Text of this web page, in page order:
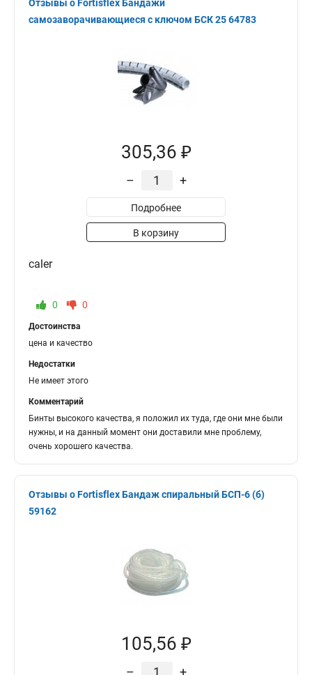
Отзывы о Fortisflex Бандажи
самозаворачивающиеся с ключом БСК 25 64783
305,36 ₽
– +
Подробнее
В корзину
caler
0 0
Достоинства
цена и качество
Недостатки
Не имеет этого
Комментарий
Бинты высокого качества, я положил их туда, где они мне были
нужны, и на данный момент они доставили мне проблему,
очень хорошего качества.
Отзывы о Fortisflex Бандаж спиральный БСП-6 (б)
59162
105,56 ₽
– +